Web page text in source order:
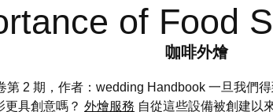
of Food
咖啡外燴
2 期，作者：wedding Handbook 一旦我們
具創意嗎？ 外燴服務 自從這些設備被創建以